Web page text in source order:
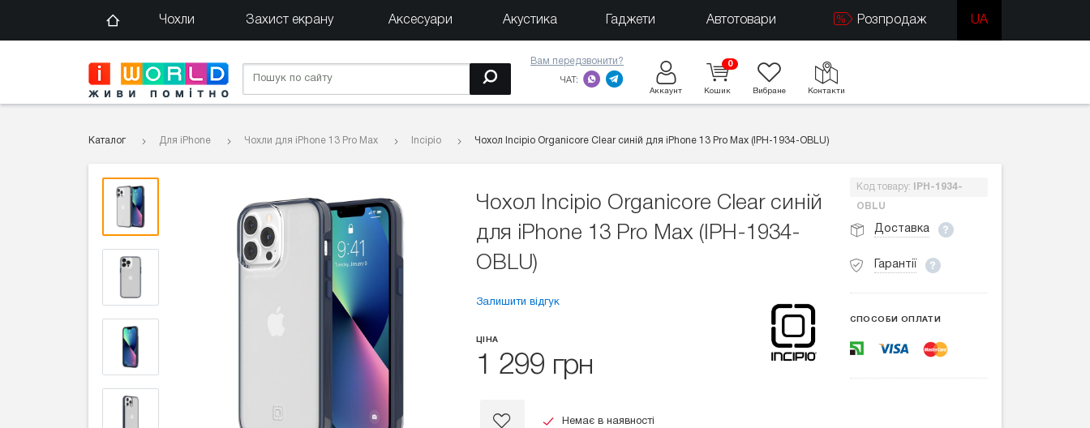
Чохли Захист екрану Аксесуари Акустика Гаджети Автотовари Розпродаж UA
Вам передзвонити?
ЧАТ:
Аккаунт
0
Кошик Вибране Контакти
Каталог Для iPhone Чохли для iPhone 13 Pro Max Incipio Чохол Incipio Organicore Clear синій для iPhone 13 Pro Max (IPH-1934-OBLU)
Чохол Incipio Organicore Clear синій
для iPhone 13 Pro Max (IPH-1934-
OBLU)
Залишити відгук
ЦІНА
1 299 грн
Немає в наявності
Код товару: IPH-1934-
OBLU
Доставка
Гарантії
СПОСОБИ ОПЛАТИ